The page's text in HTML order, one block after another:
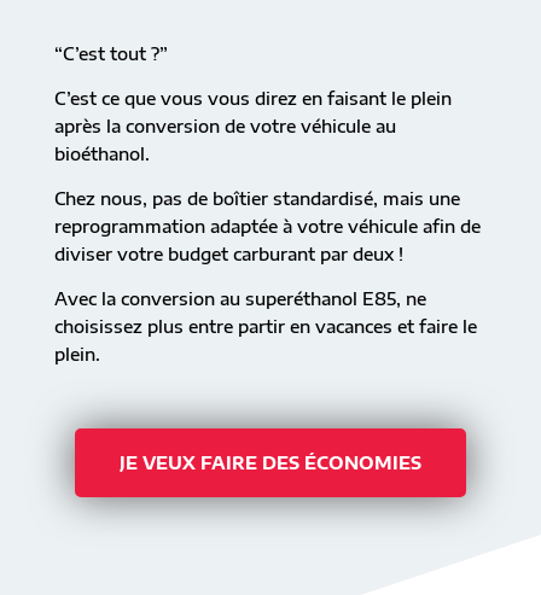
“C’est tout ?”
C’est ce que vous vous direz en faisant le plein
après la conversion de votre véhicule au
bioéthanol.
Chez nous, pas de boîtier standardisé, mais une
reprogrammation adaptée à votre véhicule afin de
diviser votre budget carburant par deux !
Avec la conversion au superéthanol E85, ne
choisissez plus entre partir en vacances et faire le
plein.
JE VEUX FAIRE DES ÉCONOMIES